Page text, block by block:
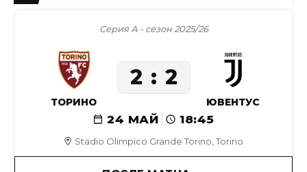
Stadio Olimpico Grande Torino, Torino
Серия А - сезон 2025/26
24 МАЙ 18:45
ТОРИНО
2 2
ЮВЕНТУС